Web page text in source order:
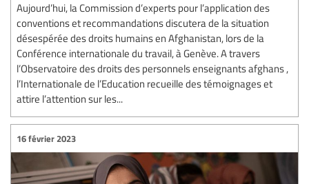
Aujourd’hui, la Commission d’experts pour l’application des
conventions et recommandations discutera de la situation
désespérée des droits humains en Afghanistan, lors de la
Conférence internationale du travail, à Genève. A travers
l’Observatoire des droits des personnels enseignants afghans ,
l’Internationale de l’Education recueille des témoignages et
attire l’attention sur les...
16 février 2023